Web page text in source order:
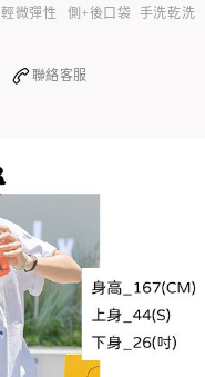
輕微彈性 側+後口袋 手洗乾洗
聯絡客服